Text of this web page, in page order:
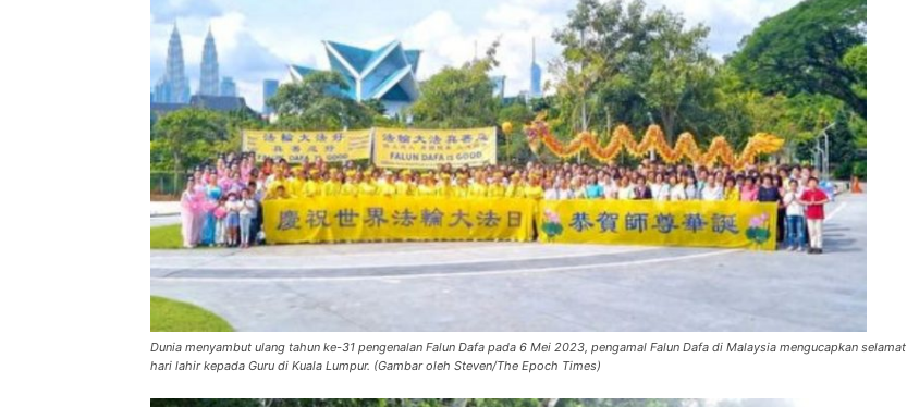
Dunia menyambut ulang tahun ke-31 pengenalan Falun Dafa pada 6 Mei 2023, pengamal Falun Dafa di Malaysia mengucapkan selamat
hari lahir kepada Guru di Kuala Lumpur. (Gambar oleh Steven/The Epoch Times)